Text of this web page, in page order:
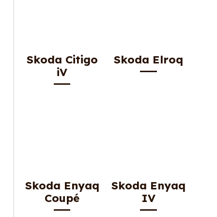
Skoda Citigo
iV
Skoda Elroq
Skoda Enyaq
Coupé
Skoda Enyaq
IV